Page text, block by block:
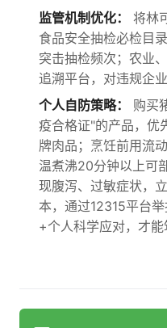
监管机制优化：
将林
食品安全抽检必检目
突击抽检频次；农业
追溯平台，对违规企
个人自防策略：
购买
疫合格证"的产品，优
牌肉品；烹饪前用流
温煮沸20分钟以上可
现腹泻、过敏症状，
本，通过12315平台
+个人科学应对，才能